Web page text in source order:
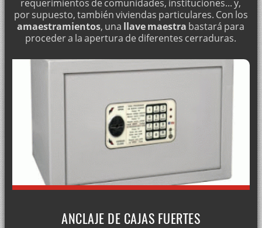
CAMBIO DE BOMBÍN · (21-03-2019)
CERRAJEROS BARATOS · (21-03-2019)
MARCA FAC SEGURIDAD · (21-03-2019)
APERTURAS SIN ROMPER · (21-03-2019)
APERTURA DE PUERTAS BLINDADAS · (21-03-2019)
ABUS: CERRADURAS Y SISTEMAS DE CERRAJERÍA · (21-03-
requerimientos de comunidades, instituciones... y,
por supuesto, también viviendas particulares. Con los
amaestramientos, una llave maestra bastará para
proceder a la apertura de diferentes cerraduras.
ANCLAJE DE CAJAS FUERTES